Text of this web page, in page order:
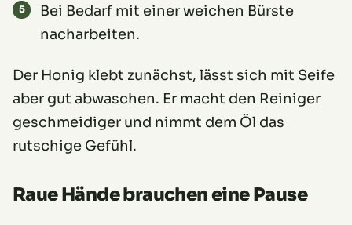
Bei Bedarf mit einer weichen Bürste
nacharbeiten.
Der Honig klebt zunächst, lässt sich mit Seife
aber gut abwaschen. Er macht den Reiniger
geschmeidiger und nimmt dem Öl das
rutschige Gefühl.
Raue Hände brauchen eine Pause